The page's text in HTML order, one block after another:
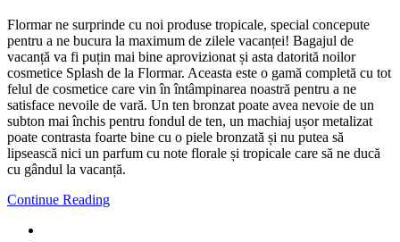
Flormar ne surprinde cu noi produse tropicale, special concepute
pentru a ne bucura la maximum de zilele vacanței! Bagajul de
vacanță va fi puțin mai bine aprovizionat și asta datorită noilor
cosmetice Splash de la Flormar. Aceasta este o gamă completă cu tot
felul de cosmetice care vin în întâmpinarea noastră pentru a ne
satisface nevoile de vară. Un ten bronzat poate avea nevoie de un
subton mai închis pentru fondul de ten, un machiaj ușor metalizat
poate contrasta foarte bine cu o piele bronzată și nu putea să
lipsească nici un parfum cu note florale și tropicale care să ne ducă
cu gândul la vacanță.
Continue Reading